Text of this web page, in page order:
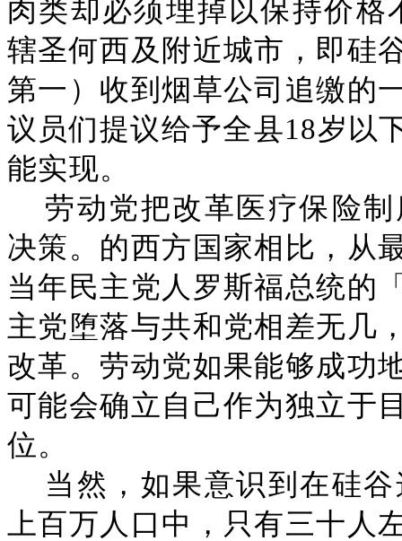
肉类却必须埋掉以保持价格
辖圣何西及附近城市，即硅
第一）收到烟草公司追缴的
议员们提议给予全县18岁以
能实现。
劳动党把改革医疗保险
决策。的西方国家相比，从
当年民主党人罗斯福总统的
主党堕落与共和党相差无几
改革。劳动党如果能够成功
可能会确立自己作为独立于
位。
当然，如果意识到在硅
上百万人口中，只有三十人